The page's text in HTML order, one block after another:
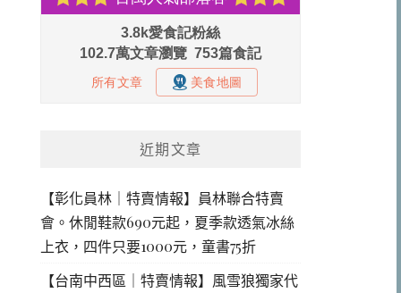
近期文章
【彰化員林｜特賣情報】員林聯合特賣
會。休閒鞋款690元起，夏季款透氣冰絲
上衣，四件只要1000元，童書75折
【台南中西區｜特賣情報】風雪狼獨家代